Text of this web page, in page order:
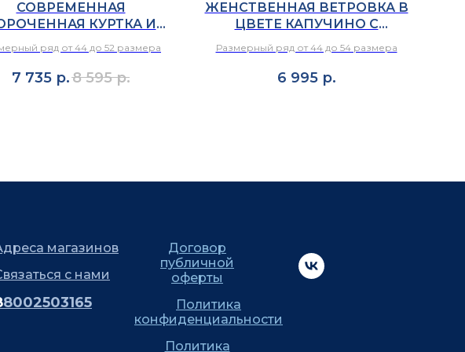
СОВРЕМЕННАЯ
КУРТКА ИЗ
ЭКО-ЗАМШИ В
ЦВЕТЕ
ряд от 44 до 52 размера
7 735 р.8 595 р.
ЖЕНСТВЕННАЯ ВЕТРОВКА В
ЦВЕТЕ КАПУЧИНО С
ЛЕОПАРДОВЫМИ
ВСТАВКАМИ
Размерный ряд от 44 до 54 размера
6 995 р.
магазинов
с нами
8002503165
Договор
публичной
оферты
Политика
конфиденциальности
Политика